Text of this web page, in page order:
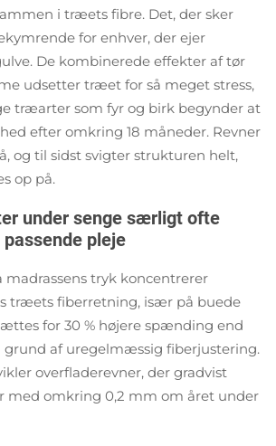
i træets fibre. Det, der sker
for enhver, der ejer
De kombinerede effekter af tør
udsetter træet for så meget stress,
træarter som fyr og birk begynder at
efter omkring 18 måneder. Revner
og til sidst svigter strukturen helt,
op på.
under senge særligt ofte
pleje
madrassens tryk koncentrerer
træets fiberretning, især på buede
for 30 % højere spænding end
af uregelmæssig fiberjustering.
overfladerevner, der gradvist
med omkring 0,2 mm om året under